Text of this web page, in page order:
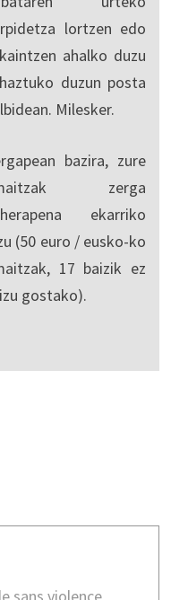
lortzen edo
ahalko duzu
duzun posta
Milesker.
bazira, zure
zerga
ekarriko
(50 euro / eusko-ko
17 baizik ez
gostako).